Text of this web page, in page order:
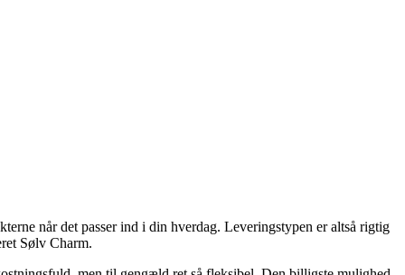
når det passer ind i din hverdag. Leveringstypen er altså rigtig
Sølv Charm.